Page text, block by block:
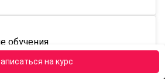
на курс
обучения
вы получите диплом о